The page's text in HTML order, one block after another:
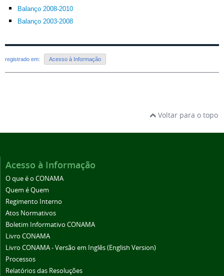
Balanço 2008-2010
Balanço 2003-2008
registrado em: Acesso à Informação
Voltar para o topo
Acesso à Informação
O que é o CONAMA
Quem é Quem
Regimento Interno
Atos Normativos
Boletim Informativo CONAMA
Livro CONAMA
Livro CONAMA - Versão em Inglês (English Version)
Processos
Relatórios das Resoluções